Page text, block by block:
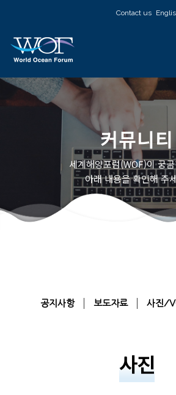
Contact us
커뮤니티
세계해양포럼(WOF)이 궁
아래 내용을 확인해 주
공지사항 보도자료 사진/
사진